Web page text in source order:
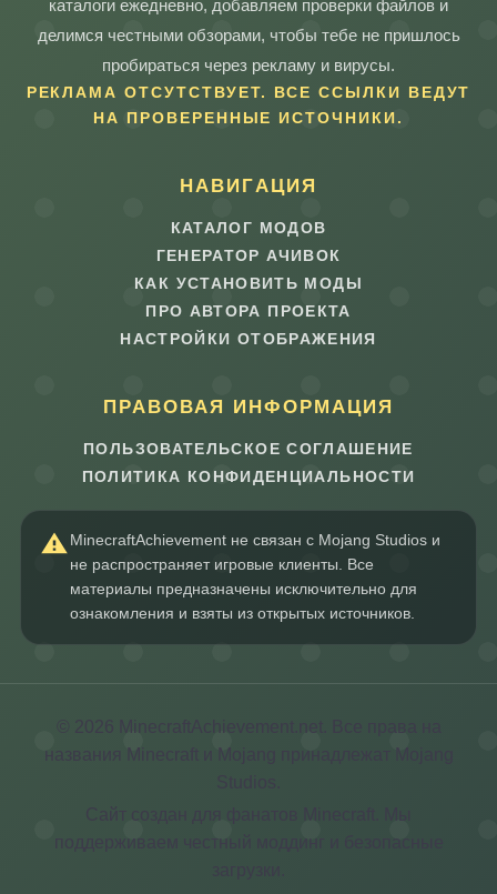
каталоги ежедневно, добавляем проверки файлов и
делимся честными обзорами, чтобы тебе не пришлось
пробираться через рекламу и вирусы.
РЕКЛАМА ОТСУТСТВУЕТ. ВСЕ ССЫЛКИ ВЕДУТ
НА ПРОВЕРЕННЫЕ ИСТОЧНИКИ.
НАВИГАЦИЯ
КАТАЛОГ МОДОВ
ГЕНЕРАТОР АЧИВОК
КАК УСТАНОВИТЬ МОДЫ
ПРО АВТОРА ПРОЕКТА
НАСТРОЙКИ ОТОБРАЖЕНИЯ
ПРАВОВАЯ ИНФОРМАЦИЯ
ПОЛЬЗОВАТЕЛЬСКОЕ СОГЛАШЕНИЕ
ПОЛИТИКА КОНФИДЕНЦИАЛЬНОСТИ
MinecraftAchievement не связан с Mojang Studios и
не распространяет игровые клиенты. Все
материалы предназначены исключительно для
ознакомления и взяты из открытых источников.
© 2026 MinecraftAchievement.net. Все права на
названия Minecraft и Mojang принадлежат Mojang
Сайт создан для фанатов Minecraft. Мы
поддерживаем честный моддинг и безопасные